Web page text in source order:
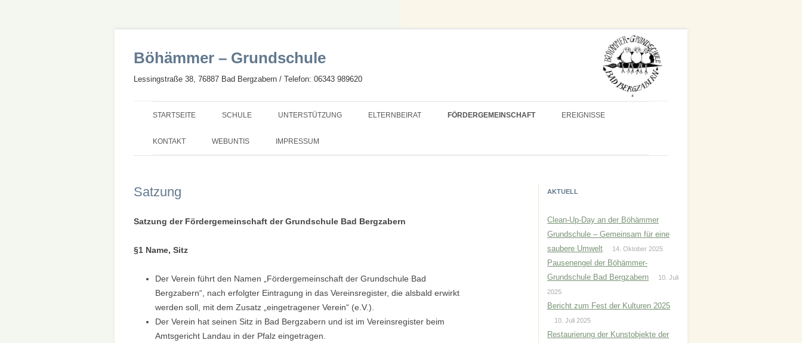
Böhämmer – Grundschule
Lessingstraße 38, 76887 Bad Bergzabern / Telefon: 06343 989620
Inhalt
STARTSEITE SCHULE
UNSERE SCHULE
UNSERER SCHULE
UNTERSTÜTZUNG
SCHULSOZIALARBEIT
ELTERNBEIRAT FÖRDERGEMEINSCHAFT EREIGNISSE
KONTAKT WEBUNTIS IMPRESSUM
Satzung
Satzung der Fördergemeinschaft der Grundschule Bad Bergzabern
§1 Name, Sitz
Der Verein führt den Namen „Fördergemeinschaft der Grundschule Bad
Bergzabern“, nach erfolgter Eintragung in das Vereinsregister, die alsbald erwirkt
werden soll, mit dem Zusatz „eingetragener Verein“ (e.V.).
Der Verein hat seinen Sitz in Bad Bergzabern und ist im Vereinsregister beim
Amtsgericht Landau in der Pfalz eingetragen.
AKTUELL
Clean-Up-Day an der Böhämmer
Grundschule – Gemeinsam für eine
saubere Umwelt
14. Oktober 2025
Pausenengel der Böhämmer-
Grundschule Bad Bergzabern
10. Juli
2025
Bericht zum Fest der Kulturen 2025
10. Juli 2025
Restaurierung der Kunstobjekte der